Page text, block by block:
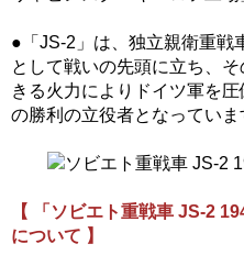
●「JS-2」は、独立親衛重戦
として戦いの先頭に立ち、
きる火力によりドイツ軍を
の勝利の立役者となっていま
【 「ソビエト重戦車 JS-2
について 】